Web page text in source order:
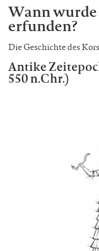
Wann
erfunden?
Die Geschichte des
Antike
550 n.Chr.)